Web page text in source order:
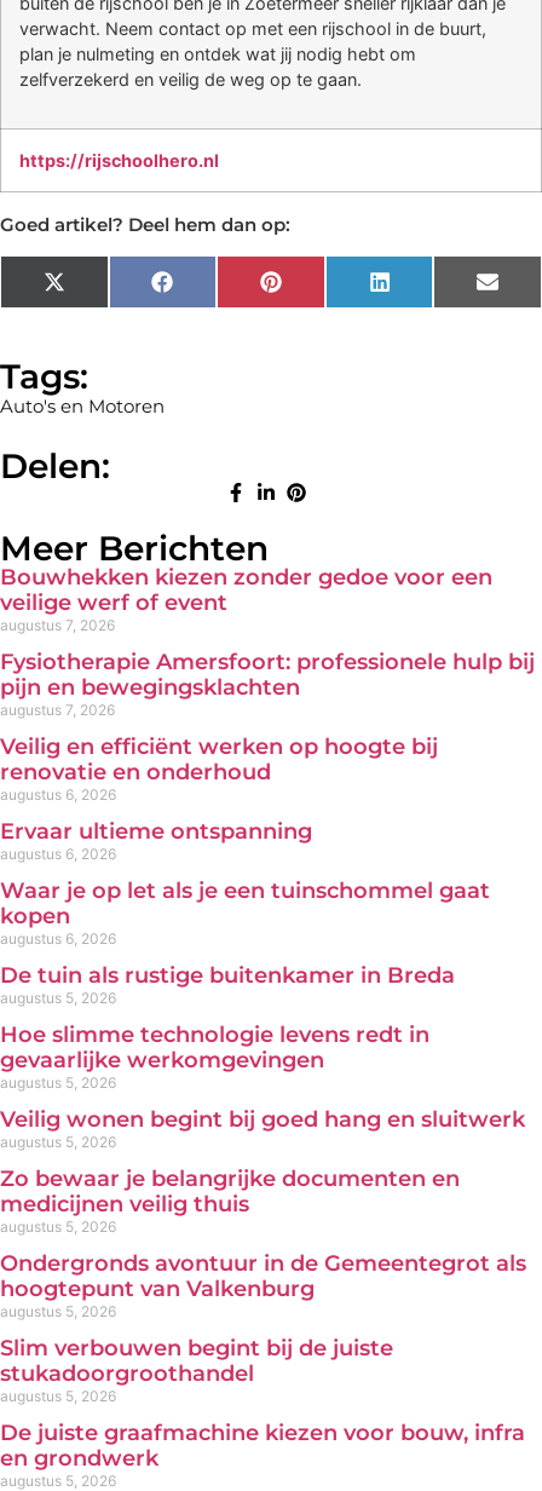
verwacht. Neem contact op met een rijschool in de buurt,
plan je nulmeting en ontdek wat jij nodig hebt om
zelfverzekerd en veilig de weg op te gaan.
https://rijschoolhero.nl
Goed artikel? Deel hem dan op:
X
(Twitter)
Facebook Pinterest LinkedIn
Tags:
Auto's en Motoren
Delen:
Meer Berichten
Bouwhekken kiezen zonder gedoe voor een
veilige werf of event
augustus 7, 2026
Fysiotherapie Amersfoort: professionele hulp bij
pijn en bewegingsklachten
augustus 7, 2026
Veilig en efficiënt werken op hoogte bij
renovatie en onderhoud
augustus 6, 2026
Ervaar ultieme ontspanning
augustus 6, 2026
Waar je op let als je een tuinschommel gaat
kopen
augustus 6, 2026
De tuin als rustige buitenkamer in Breda
augustus 5, 2026
Hoe slimme technologie levens redt in
gevaarlijke werkomgevingen
augustus 5, 2026
Veilig wonen begint bij goed hang en sluitwerk
augustus 5, 2026
Zo bewaar je belangrijke documenten en
medicijnen veilig thuis
augustus 5, 2026
Ondergronds avontuur in de Gemeentegrot als
hoogtepunt van Valkenburg
augustus 5, 2026
Slim verbouwen begint bij de juiste
stukadoorgroothandel
augustus 5, 2026
De juiste graafmachine kiezen voor bouw, infra
en grondwerk
augustus 5, 2026